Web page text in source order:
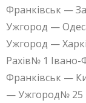
Франківськ —
Ужгород —
Ужгород —
Рахів№ 1
Франківськ —
— Ужгород№ 25